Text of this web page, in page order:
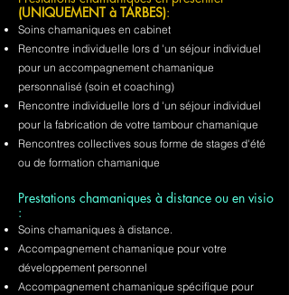
(UNIQUEMENT à TARBES):
Soins chamaniques en cabinet
Rencontre individuelle lors d 'un séjour individuel
pour un accompagnement chamanique
personnalisé (soin et coaching)
Rencontre individuelle lors d 'un séjour individuel
pour la fabrication de votre tambour chamanique
Rencontres collectives sous forme de stages d'été
ou de formation chamanique
Prestations chamaniques à distance ou en visio
:
Soins chamaniques à distance.
Accompagnement chamanique pour votre
développement personnel
Accompagnement chamanique spécifique pour